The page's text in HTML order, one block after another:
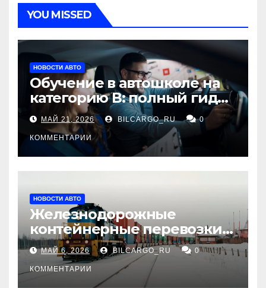
YOU MISSED
НОВОСТИ АВТО
Обучение в автошколе на
категорию В: полный гид
для будущих водителей
МАЙ 21, 2026 BILCARGO_RU 0
КОММЕНТАРИИ
НОВОСТИ АВТО
Железнодорожные
контейнерные перевозки
из Китая в Россию:
маршруты, сроки и
требования
МАЙ 6, 2026 BILCARGO_RU 0
КОММЕНТАРИИ